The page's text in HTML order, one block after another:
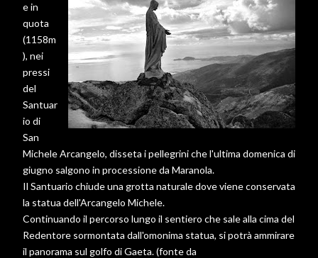
e in
quota
(1158m
), nei
pressi
del
Santuar
io di
San
Michele Arcangelo, disseta i pellegrini che l'ultima domenica di
giugno salgono in processione da Maranola.
Il Santuario chiude una grotta naturale dove viene conservata
la statua dell'Arcangelo Michele.
Continuando il percorso lungo il sentiero che sale alla cima del
Redentore sormontata dall'omonima statua, si potrà ammirare
il panorama sul golfo di Gaeta. (fonte da